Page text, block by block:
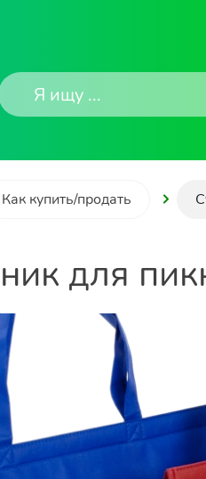
Как купить/продать
для